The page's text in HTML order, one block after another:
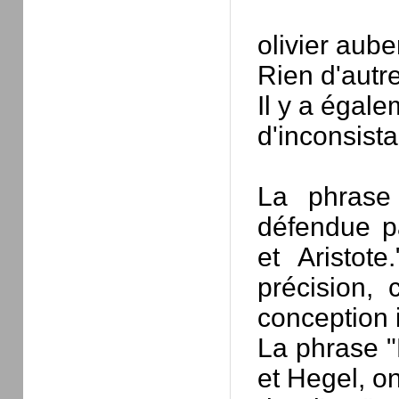
olivier
Rien
Il y a
La
défendue
et
précision,
conception
La phrase
et Hegel,